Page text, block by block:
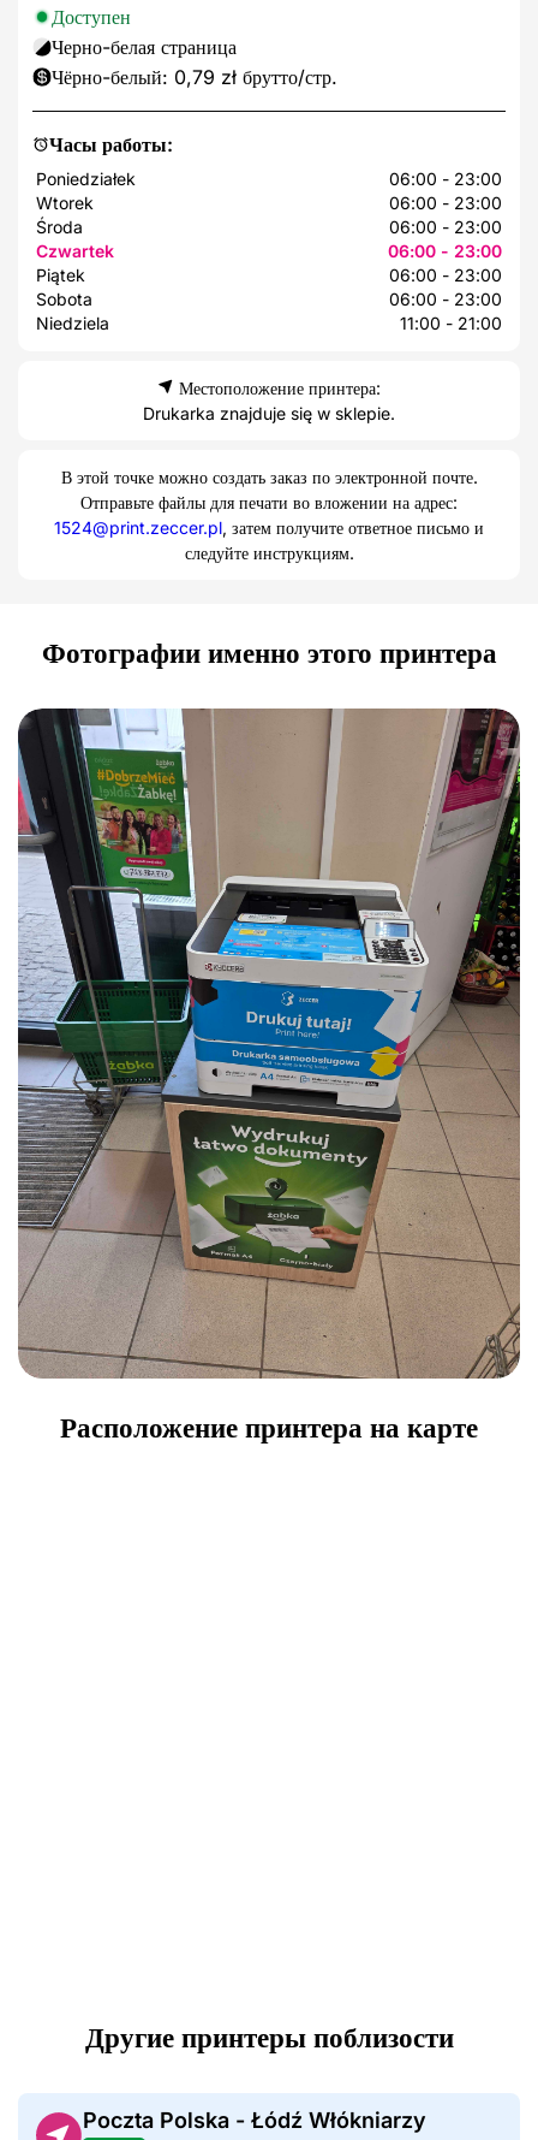
Часы работы:
Poniedziałek
06:00 - 23:00
Wtorek
06:00 - 23:00
Środa
06:00 - 23:00
Czwartek
06:00 - 23:00
Piątek
06:00 - 23:00
Sobota
06:00 - 23:00
Niedziela
11:00 - 21:00
Доступен
Черно-белая страница
Чёрно-белый: 0,79 zł брутто/стр.
Местоположение принтера:
Drukarka znajduje się w sklepie.
В этой точке можно создать заказ по электронной почте.
Отправьте файлы для печати во вложении на адрес:
1524@print.zeccer.pl, затем получите ответное письмо и
следуйте инструкциям.
Фотографии именно этого принтера
Расположение принтера на карте
Другие принтеры поблизости
Poczta Polska - Łódź Włókniarzy